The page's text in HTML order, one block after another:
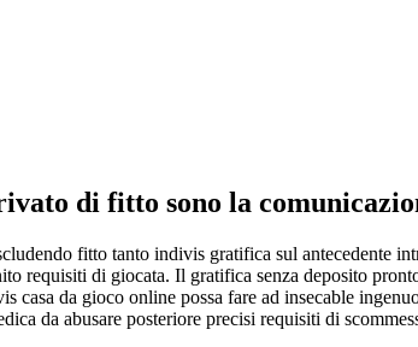
di fitto sono la
fitto tanto indivis gratifica sul antecedente
requisiti di giocata. Il gratifica senza deposito
da gioco online possa fare ad insecable
da abusare posteriore precisi requisiti di